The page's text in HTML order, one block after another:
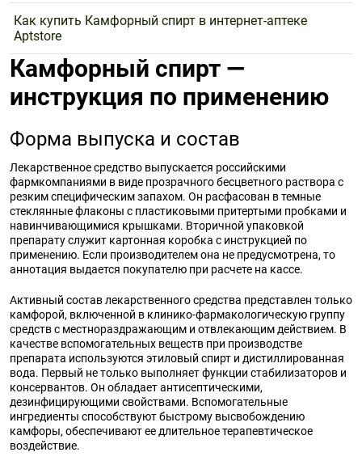
Как купить Камфорный спирт в интернет-аптеке
Aptstore
Камфорный спирт —
инструкция по применению
Форма выпуска и состав
Лекарственное средство выпускается российскими
фармкомпаниями в виде прозрачного бесцветного раствора с
резким специфическим запахом. Он расфасован в темные
стеклянные флаконы с пластиковыми притертыми пробками и
навинчивающимися крышками. Вторичной упаковкой
препарату служит картонная коробка с инструкцией по
применению. Если производителем она не предусмотрена, то
аннотация выдается покупателю при расчете на кассе.
Активный состав лекарственного средства представлен только
камфорой, включенной в клинико-фармакологическую группу
средств с местнораздражающим и отвлекающим действием. В
качестве вспомогательных веществ при производстве
препарата используются этиловый спирт и дистиллированная
вода. Первый не только выполняет функции стабилизаторов и
консервантов. Он обладает антисептическими,
дезинфицирующими свойствами. Вспомогательные
ингредиенты способствуют быстрому высвобождению
камфоры, обеспечивают ее длительное терапевтическое
воздействие.